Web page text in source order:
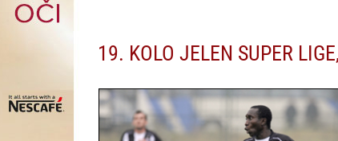
19. KOLO JELEN SUPER